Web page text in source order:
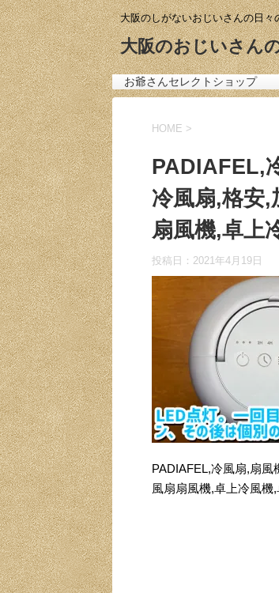
大阪のしがないおじいさんの日々
大阪のおじいさん
お爺さんセレクトショップ
HOME >
PADIAFEL,
冷風扇,格安
扇風機,卓上
投稿日： 2021年4月19日
PADIAFEL,冷風扇,扇
風扇扇風機,卓上冷風機